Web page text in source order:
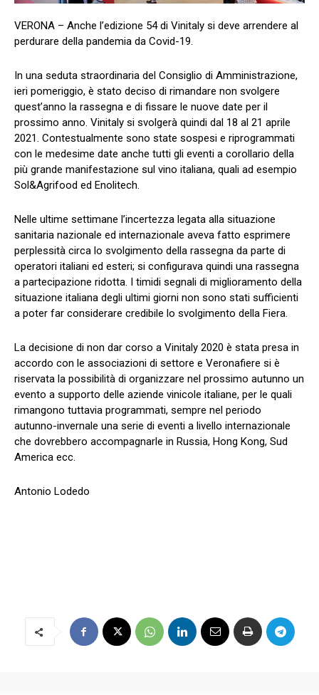
VERONA – Anche l’edizione 54 di Vinitaly si deve arrendere al
perdurare della pandemia da Covid-19.
In una seduta straordinaria del Consiglio di Amministrazione,
ieri pomeriggio, è stato deciso di rimandare non svolgere
quest’anno la rassegna e di fissare le nuove date per il
prossimo anno. Vinitaly si svolgerà quindi dal 18 al 21 aprile
2021. Contestualmente sono state sospesi e riprogrammati
con le medesime date anche tutti gli eventi a corollario della
più grande manifestazione sul vino italiana, quali ad esempio
Sol&Agrifood ed Enolitech.
Nelle ultime settimane l’incertezza legata alla situazione
sanitaria nazionale ed internazionale aveva fatto esprimere
perplessità circa lo svolgimento della rassegna da parte di
operatori italiani ed esteri; si configurava quindi una rassegna
a partecipazione ridotta. I timidi segnali di miglioramento della
situazione italiana degli ultimi giorni non sono stati sufficienti
a poter far considerare credibile lo svolgimento della Fiera.
La decisione di non dar corso a Vinitaly 2020 è stata presa in
accordo con le associazioni di settore e Veronafiere si è
riservata la possibilità di organizzare nel prossimo autunno un
evento a supporto delle aziende vinicole italiane, per le quali
rimangono tuttavia programmati, sempre nel periodo
autunno-invernale una serie di eventi a livello internazionale
che dovrebbero accompagnarle in Russia, Hong Kong, Sud
America ecc.
Antonio Lodedo